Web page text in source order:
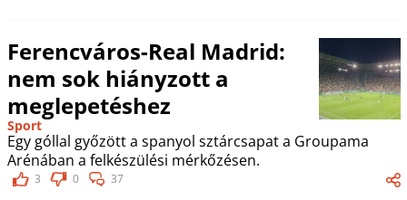
Ferencváros-Real Madrid:
nem sok hiányzott a
meglepetéshez
Sport
Egy góllal győzött a spanyol sztárcsapat a Groupama
Arénában a felkészülési mérkőzésen.
3 0 37